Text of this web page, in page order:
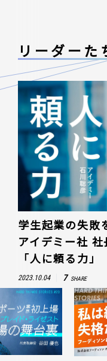
リーダーた
学生起業の失敗
アイデミー社
「人に頼る力」
2023.10.04 7 SHARE